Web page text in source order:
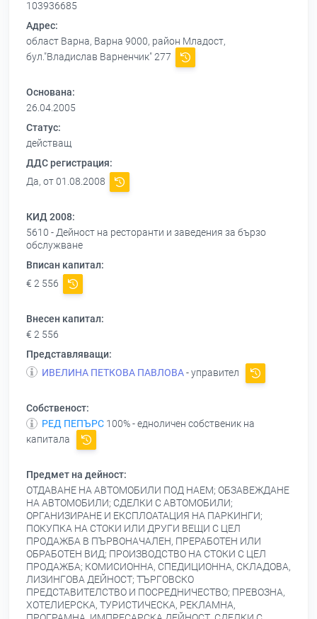
103936685
Адрес:
област Варна, Варна 9000, район Младост,
бул."Владислав Варненчик" 277
Основана:
26.04.2005
Статус:
действащ
ДДС регистрация:
Да, от 01.08.2008
КИД 2008:
5610 - Дейност на ресторанти и заведения за бързо
обслужване
Вписан капитал:
€ 2 556
Внесен капитал:
€ 2 556
Представляващи:
ИВЕЛИНА ПЕТКОВА ПАВЛОВА- управител
Собственост:
РЕД ПЕПЪРС 100% - едноличен собственик на
капитала
Предмет на дейност:
ОТДАВАНЕ НА АВТОМОБИЛИ ПОД НАЕМ; ОБЗАВЕЖДАНЕ
НА АВТОМОБИЛИ; СДЕЛКИ С АВТОМОБИЛИ;
ОРГАНИЗИРАНЕ И ЕКСПЛОАТАЦИЯ НА ПАРКИНГИ;
ПОКУПКА НА СТОКИ ИЛИ ДРУГИ ВЕЩИ С ЦЕЛ
ПРОДАЖБА В ПЪРВОНАЧАЛЕН, ПРЕРАБОТЕН ИЛИ
ОБРАБОТЕН ВИД; ПРОИЗВОДСТВО НА СТОКИ С ЦЕЛ
ПРОДАЖБА; КОМИСИОННА, СПЕДИЦИОННА, СКЛАДОВА,
ЛИЗИНГОВА ДЕЙНОСТ; ТЪРГОВСКО
ПРЕДСТАВИТЕЛСТВО И ПОСРЕДНИЧЕСТВО; ПРЕВОЗНА,
ХОТЕЛИЕРСКА, ТУРИСТИЧЕСКА, РЕКЛАМНА,